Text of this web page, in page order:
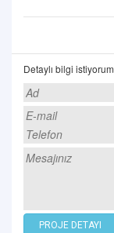
Detaylı bilgi istiyorum
PROJE DETAYI